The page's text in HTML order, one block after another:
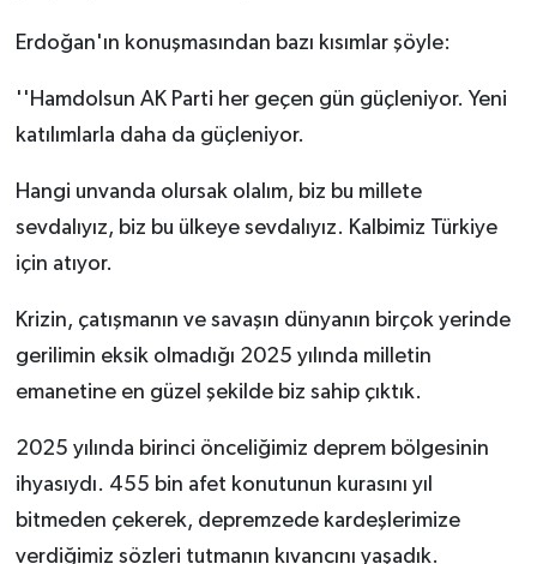
Erdoğan'ın konuşmasından bazı kısımlar şöyle:
''Hamdolsun AK Parti her geçen gün güçleniyor. Yeni
katılımlarla daha da güçleniyor.
Hangi unvanda olursak olalım, biz bu millete
sevdalıyız, biz bu ülkeye sevdalıyız. Kalbimiz Türkiye
için atıyor.
Krizin, çatışmanın ve savaşın dünyanın birçok yerinde
gerilimin eksik olmadığı 2025 yılında milletin
emanetine en güzel şekilde biz sahip çıktık.
2025 yılında birinci önceliğimiz deprem bölgesinin
ihyasıydı. 455 bin afet konutunun kurasını yıl
bitmeden çekerek, depremzede kardeşlerimize
verdiğimiz sözleri tutmanın kıvancını yaşadık.